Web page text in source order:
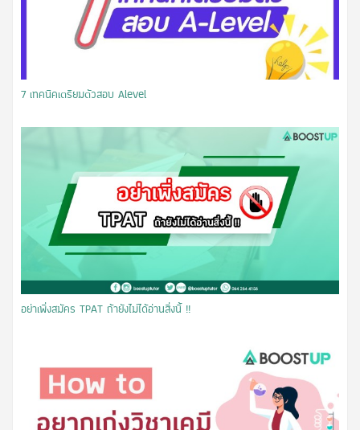
7 เทคนิคเตรียมตัวสอบ Alevel
อย่าเพิ่งสมัคร TPAT ถ้ายังไม่ได้อ่านสิ่งนี้ !!